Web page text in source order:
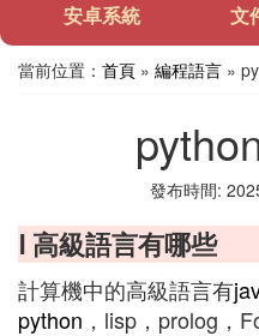
安卓系統 文
當前位置： 首頁 » 編程語言 »
發布時間:
Ⅰ 高級語言有哪些
計算機中的高級語言有
python ，lisp，prolog，